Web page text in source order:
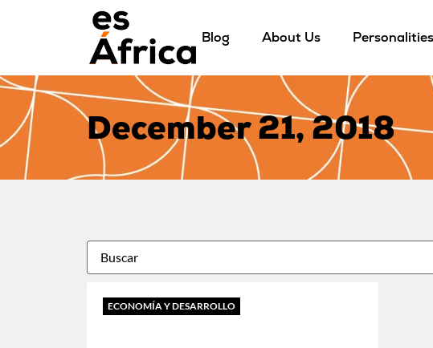
Blog About Us Personalities
December 21, 2018
ECONOMÍA Y DESARROLLO